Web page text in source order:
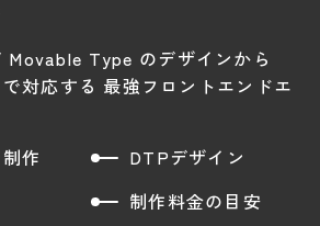
Type のデザインから
対応する 最強フロントエンドエ
作
DTPデザイン
制作料金の目安